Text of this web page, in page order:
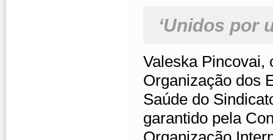
‘Unidos por
Valeska Pincovai,
Organização dos
Saúde do
garantido pela